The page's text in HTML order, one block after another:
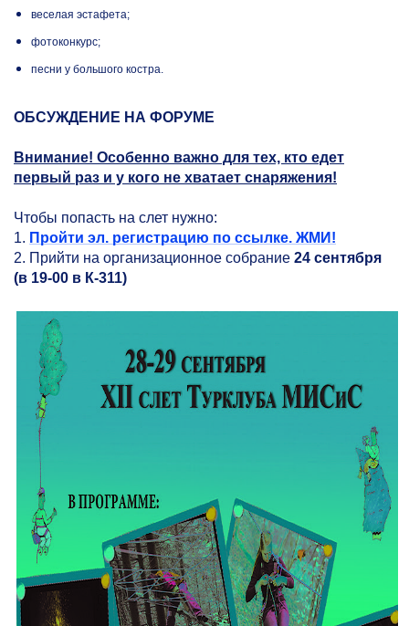
веселая эстафета;
фотоконкурс;
песни у большого костра.
ОБСУЖДЕНИЕ НА ФОРУМЕ
Внимание! Особенно важно для тех, кто едет
первый раз и у кого не хватает снаряжения!
Чтобы попасть на слет нужно:
1. Пройти эл. регистрацию по ссылке. ЖМИ!
2. Прийти на организационное собрание 24 сентября
(в 19-00 в К-311)